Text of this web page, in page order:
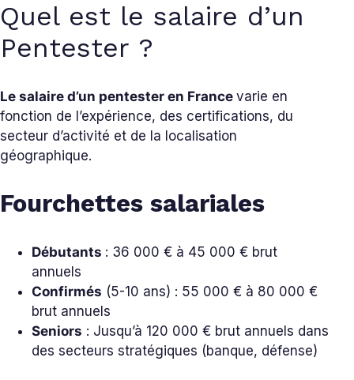
Quel est le salaire d’un
Pentester ?
Le salaire d’un pentester en France varie en
fonction de l’expérience, des certifications, du
secteur d’activité et de la localisation
géographique.
Fourchettes salariales
Débutants : 36 000 € à 45 000 € brut
annuels
Confirmés (5-10 ans) : 55 000 € à 80 000 €
brut annuels
Seniors : Jusqu’à 120 000 € brut annuels dans
des secteurs stratégiques (banque, défense)